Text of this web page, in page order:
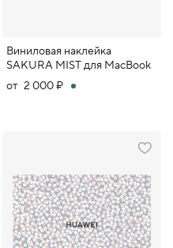
Виниловая наклейка
SAKURA MIST для MacBook
от 2 000 ₽